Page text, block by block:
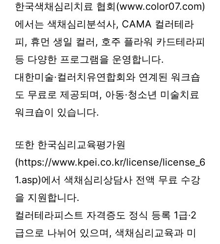
한국색채심리치료 협회(www.color07.com)
에서는 색채심리분석사, CAMA 컬러테라
피, 휴먼 생일 컬러, 호주 플라워 카드테라피
등 다양한 프로그램을 운영합니다.
대한미술·컬러치유연합회와 연계된 워크숍
도 무료로 제공되며, 아동·청소년 미술치료
워크숍이 있습니다.
또한 한국심리교육평가원
(https://www.kpei.co.kr/license/license_6
1.asp)에서 색채심리상담사 전액 무료 수강
을 지원합니다.
컬러테라피스트 자격증도 정식 등록 1급·2
급으로 나뉘어 있으며, 색채심리교육과 미